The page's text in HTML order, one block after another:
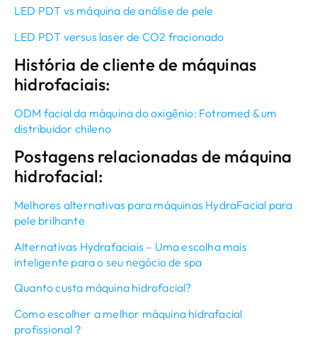
LED PDT vs máquina de análise de pele
LED PDT versus laser de CO2 fracionado
História de cliente de máquinas
hidrofaciais:
ODM facial da máquina do oxigênio: Fotromed & um
distribuidor chileno
Postagens relacionadas de máquina
hidrofacial:
Melhores alternativas para máquinas HydraFacial para
pele brilhante
Alternativas Hydrafaciais – Uma escolha mais
inteligente para o seu negócio de spa
Quanto custa máquina hidrofacial?
Como escolher a melhor máquina hidrafacial
profissional？